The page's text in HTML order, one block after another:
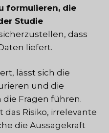
formulieren, die
Studie
dass
liefert.
lässt sich die
und die
Fragen führen.
Risiko, irrelevante
die Aussagekraft